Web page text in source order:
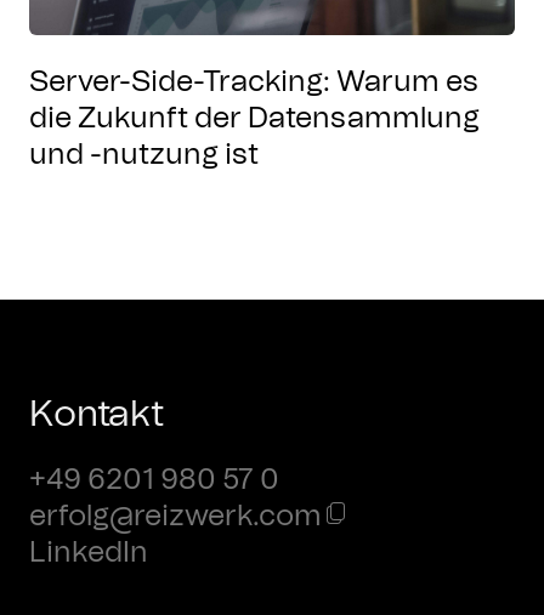
Server-Side-Tracking: Warum es
die Zukunft der Datensammlung
und -nutzung ist
Kontakt
+49 6201 980 57 0
erfolg@reizwerk.com
LinkedIn